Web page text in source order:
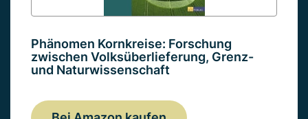
Phänomen Kornkreise: Forschung
zwischen Volksüberlieferung, Grenz-
und Naturwissenschaft